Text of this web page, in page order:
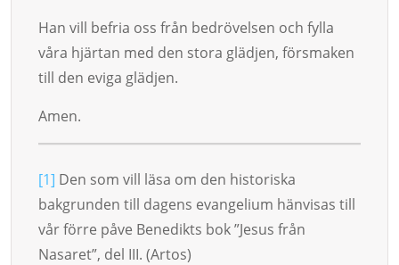
Han vill befria oss från bedrövelsen och fylla
våra hjärtan med den stora glädjen, för­sma­­ken
till den eviga glädjen.
Amen.
[1] Den som vill läsa om den historiska
bakgrunden till dagens evangelium hänvisas till
vår förre påve Bene­dikts bok ”Jesus från
Nasaret”, del III. (Artos)